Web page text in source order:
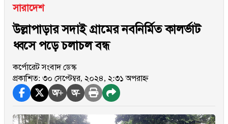
সারাদেশ
উল্লাপাড়ার সদাই গ্রামের নবনির্মিত কালর্ভাট
ধ্বসে পড়ে চলাচল বন্ধ
কর্পোরেট সংবাদ ডেস্ক
প্রকাশিত: ৩০ সেপ্টেম্বর, ২০২৪, ২:৩১ অপরাহ্ন
অ+ অ-